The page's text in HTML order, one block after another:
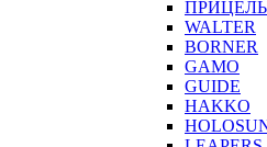
ПРИЦЕЛЫ
WALTER
BORNER
GAMO
GUIDE
HAKKO